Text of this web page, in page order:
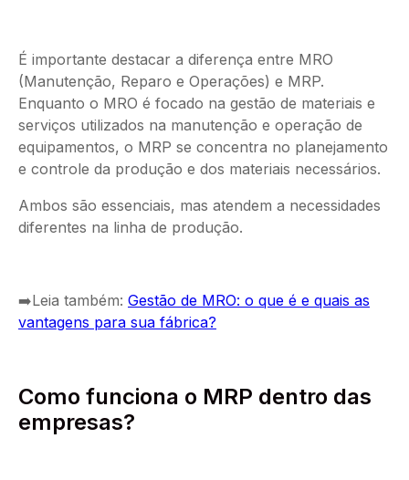
É importante destacar a diferença entre MRO
(Manutenção, Reparo e Operações) e MRP.
Enquanto o MRO é focado na gestão de materiais e
serviços utilizados na manutenção e operação de
equipamentos, o MRP se concentra no planejamento
e controle da produção e dos materiais necessários.
Ambos são essenciais, mas atendem a necessidades
diferentes na linha de produção.
➡️Leia também: Gestão de MRO: o que é e quais as
vantagens para sua fábrica?
Como funciona o MRP dentro das
empresas?